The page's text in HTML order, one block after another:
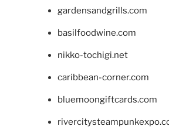
gardensandgrills.com
basilfoodwine.com
nikko-tochigi.net
caribbean-corner.com
bluemoongiftcards.com